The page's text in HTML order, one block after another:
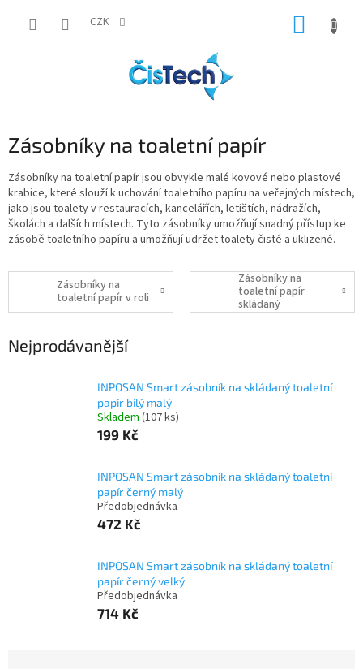
CZK
Zásobníky na toaletní papír
Zásobníky na toaletní papír jsou obvykle malé kovové nebo plastové
krabice, které slouží k uchování toaletního papíru na veřejných místech,
jako jsou toalety v restauracích, kancelářích, letištích, nádražích,
školách a dalších místech. Tyto zásobníky umožňují snadný přístup ke
zásobě toaletního papíru a umožňují udržet toalety čisté a uklizené.
Zásobníky na
toaletní papír v roli
Zásobníky na
toaletní papír
skládaný
Nejprodávanější
INPOSAN Smart zásobník na skládaný toaletní
papír bílý malý
Skladem (107 ks)
199 Kč
INPOSAN Smart zásobník na skládaný toaletní
papír černý malý
Předobjednávka
472 Kč
INPOSAN Smart zásobník na skládaný toaletní
papír černý velký
Předobjednávka
714 Kč